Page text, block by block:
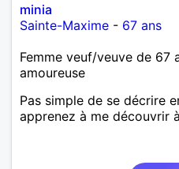
minia
Sainte-Maxime - 67 ans
Femme veuf/veuve de 67
amoureuse
Pas simple de se décrire
apprenez à me découvrir